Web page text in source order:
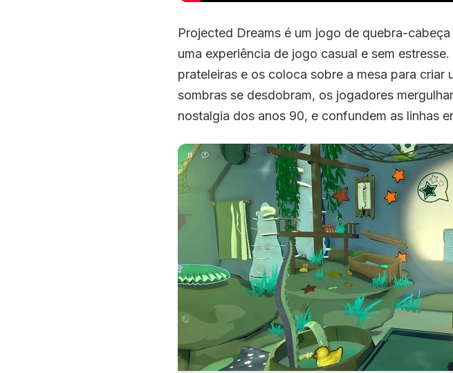
Projected Dreams é um jogo de quebra-
uma experiência de jogo casual e sem
prateleiras e os coloca sobre a mesa para criar
sombras se desdobram, os jogadores
nostalgia dos anos 90, e confundem as linhas